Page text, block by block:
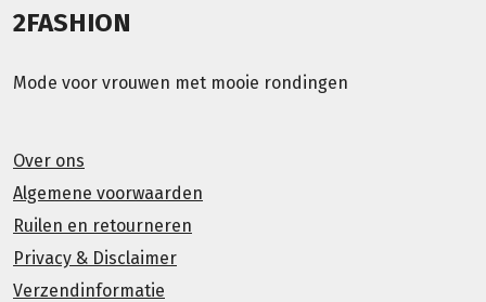
2FASHION
Mode voor vrouwen met mooie rondingen
Over ons
Algemene voorwaarden
Ruilen en retourneren
Privacy & Disclaimer
Verzendinformatie